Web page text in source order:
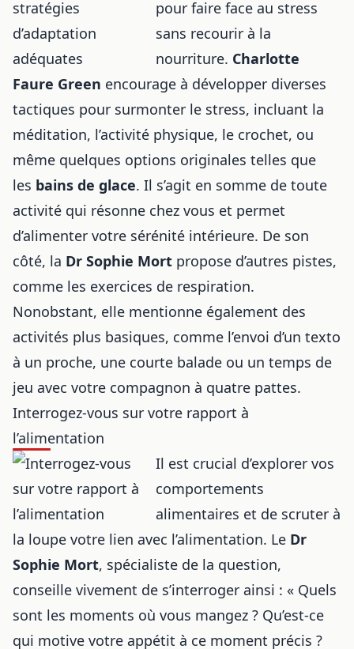
pour faire face au stress
sans recourir à la
nourriture. Charlotte
Faure Green encourage à développer diverses
tactiques pour surmonter le stress, incluant la
méditation, l’activité physique, le crochet, ou
même quelques options originales telles que
les bains de glace. Il s’agit en somme de toute
activité qui résonne chez vous et permet
d’alimenter votre sérénité intérieure. De son
côté, la Dr Sophie Mort propose d’autres pistes,
comme les exercices de respiration.
Nonobstant, elle mentionne également des
activités plus basiques, comme l’envoi d’un texto
à un proche, une courte balade ou un temps de
jeu avec votre compagnon à quatre pattes.
Interrogez-vous sur votre rapport à
l’alimentation
Il est crucial d’explorer vos
comportements
alimentaires et de scruter à
la loupe votre lien avec l’alimentation. Le Dr
Sophie Mort, spécialiste de la question,
conseille vivement de s’interroger ainsi : « Quels
sont les moments où vous mangez ? Qu’est-ce
qui motive votre appétit à ce moment précis ?